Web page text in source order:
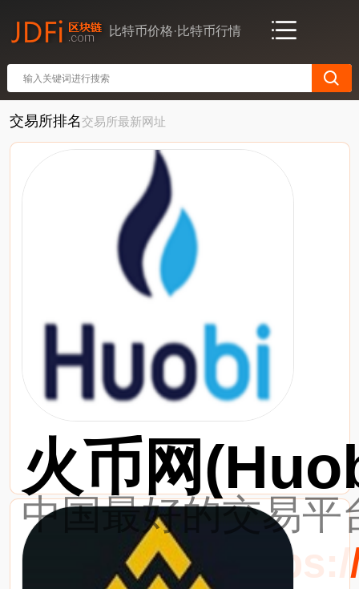
比特币价格·比特币行情
交易所排名交易所最新网址
火币网
中国最好的交易平
最新网址：